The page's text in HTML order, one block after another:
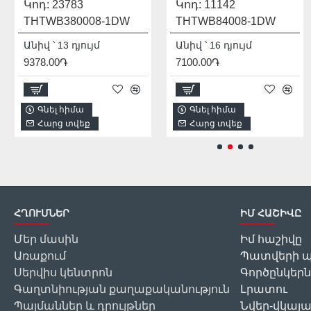
Կոդ: 23783
THTWB380008-1DW
Անիվ ՝ 13 դյույմ
9378.00֏
Գնել հիմա
Հարց տվեք
Կոդ: 11142
THTWB84008-1DW
Անիվ ՝ 16 դյույմ
7100.00֏
Գնել հիմա
Հարց տվեք
Մոդել: THDIS12222L
931541
1/2
2256.00֏
Գնել հիմա
Հարց տվեք
ՀՂՈՒՄՆԵՐ
Մեր մասին
Առաքում
Սերվիս կենտրոն
Գաղտնիության քաղաքականություն
Պայմաններ և դրույթներ
ԻՄ ՀԱՇԻՎԸ
Իմ հաշիվը
Պատվերի
Լրատու
Նվեր-